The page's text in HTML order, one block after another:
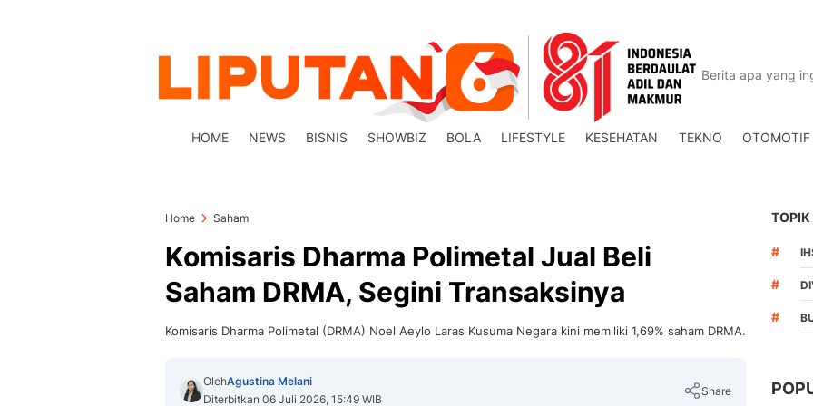
HOME NEWS BISNIS SHOWBIZ BOLA LIFESTYLE KESEHATAN TEKNO OTOMOTIF
Home Saham
Komisaris Dharma Polimetal Jual Beli
Saham DRMA, Segini Transaksinya
Komisaris Dharma Polimetal (DRMA) Noel Aeylo Laras Kusuma Negara kini memiliki 1,69% saham DRMA.
OlehAgustina Melani
Diterbitkan 06 Juli 2026, 15:49 WIB
Share
TOPIK
#
#
#